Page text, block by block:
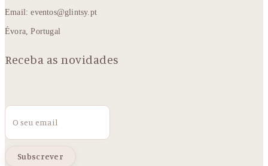
Email: eventos@glintsy.pt
Évora, Portugal
Receba as novidades
Email